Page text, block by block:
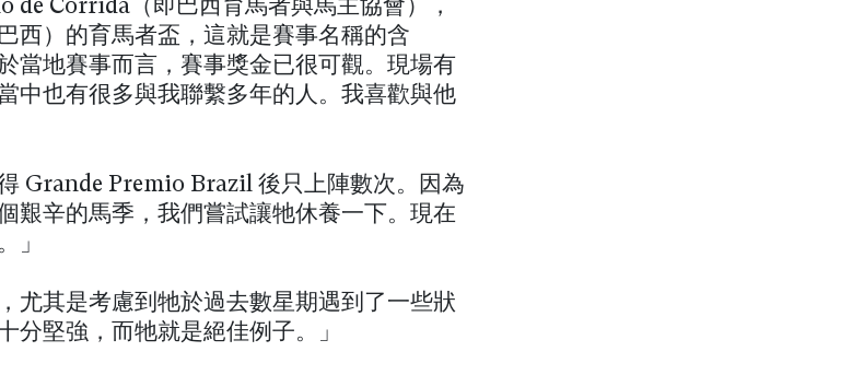
de Corrida（即巴西育馬者與馬主協會），
西）的育馬者盃，這就是賽事名稱的含
當地賽事而言，賽事獎金已很可觀。現場有
中也有很多與我聯繫多年的人。我喜歡與他
Grande Premio Brazil 後只上陣數次。因為
艱辛的馬季，我們嘗試讓牠休養一下。現在
」
尤其是考慮到牠於過去數星期遇到了一些狀
分堅強，而牠就是絕佳例子。」